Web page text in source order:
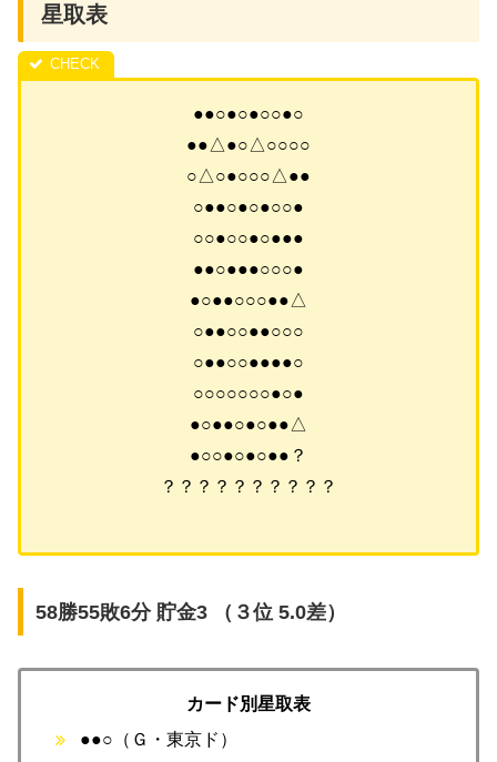
星取表
●●○●○●○○●○
●●△●○△○○○○
○△○●○○○△●●
○●●○●○●○○●
○○●○○●○●●●
●●○●●●○○○●
●○●●○○○●●△
○●●○○●●○○○
○●●○○●●●●○
○○○○○○○●○●
●○●●○●○●●△
●○○●○●○●●？
？？？？？？？？？？
58勝55敗6分 貯金3 （３位 5.0差）
カード別星取表
●●○（Ｇ・東京ド）